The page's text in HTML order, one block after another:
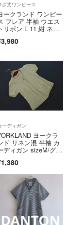
に当店に商品をご
合でも対応いたしか
お願いいたしま
上のご請求、不良品
。
返品をお断りさせ
ざ丈ワンピース
ークランド ワンピー
フレア 半袖 ウエス
リボン L 11 紺 ネイ
ーディガン
ヨークラ
ド リネン混 半袖 カ
ディガン sizeM/グレ